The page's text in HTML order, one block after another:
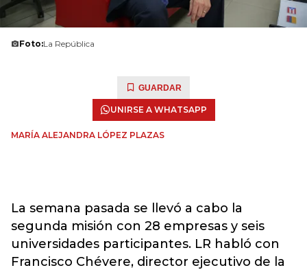
Foto:La República
GUARDAR
UNIRSE A WHATSAPP
MARÍA ALEJANDRA LÓPEZ PLAZAS
La semana pasada se llevó a cabo la
segunda misión con 28 empresas y seis
universidades participantes. LR habló con
Francisco Chévere, director ejecutivo de la